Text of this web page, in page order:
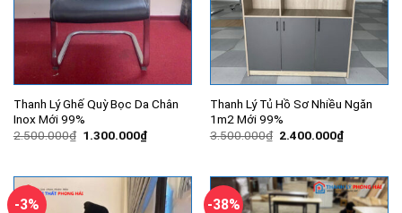
Thanh Lý Ghế Quỳ Bọc Da Chân
Inox Mới 99%
2.500.000₫ Giá
1.300.000₫Giá
hiện
1.300.000₫.
Thanh Lý Tủ Hồ Sơ Nhiều Ngăn
1m2 Mới 99%
3.500.000₫ Giá
2.400.000₫Giá
hiện
-3% -38%